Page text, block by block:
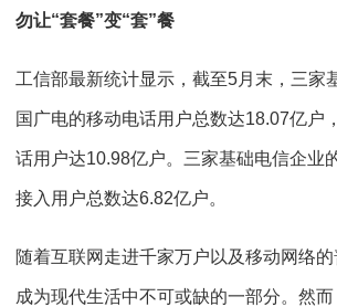
勿让“套餐”变“套”餐
工信部最新统计显示，截至5月末，三家
国广电的移动电话用户总数达18.07亿户
话用户达10.98亿户。三家基础电信企业
接入用户总数达6.82亿户。
随着互联网走进千家万户以及移动网络
成为现代生活中不可或缺的一部分。然